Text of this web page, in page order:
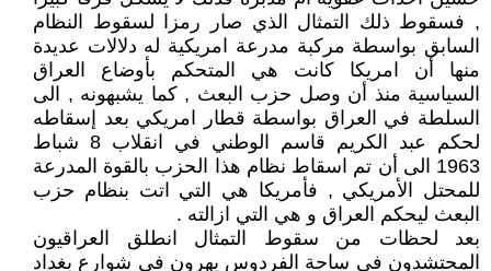
, فسقوط ذلك التمثال الذي صار رمزا لسقوط النظام
السابق بواسطة مركبة مدرعة امريكية له دلالات عديدة
منها أن امريكا كانت هي المتحكم بأوضاع العراق
السياسية منذ أن وصل حزب البعث , كما يشبهونه , الى
السلطة في العراق بواسطة قطار امريكي بعد إسقاطه
لحكم عبد الكريم قاسم الوطني في انقلاب 8 شباط
1963 الى أن تم اسقاط نظام هذا الحزب بالقوة المدرعة
للمحتل الأمريكي , فأمريكا هي التي اتت بنظام حزب
البعث ليحكم العراق و هي التي ازالته .
بعد لحظات من سقوط التمثال انطلق العراقيون
المحتشدون في ساحة الفردوس يهرون في شوارع بغداد